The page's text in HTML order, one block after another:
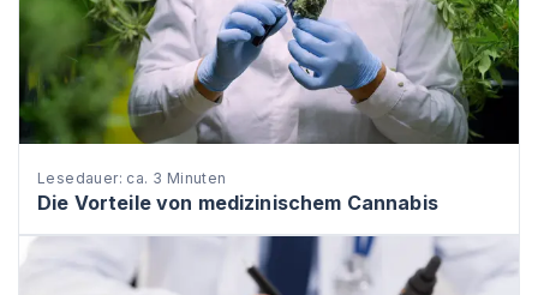
Lesedauer: ca. 3 Minuten
Die Vorteile von medizinischem Cannabis